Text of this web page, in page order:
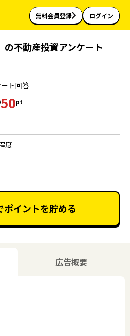
無料会員登録 ログイン
の不動産投資アンケート
ト回答
50pt
度
ポイントを貯める
広告概要